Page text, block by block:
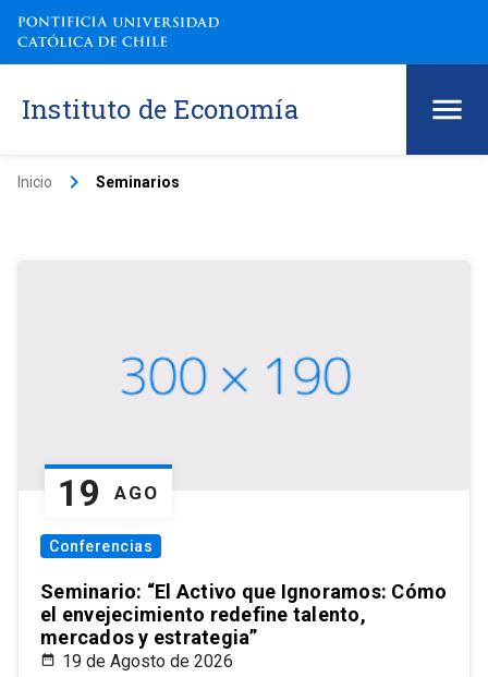
Instituto de Economía
Inicio keyboard_arrow_right Seminarios
19 AGO
Conferencias
Seminario: “El Activo que Ignoramos: Cómo
el envejecimiento redefine talento,
mercados y estrategia”
19 de Agosto de 2026